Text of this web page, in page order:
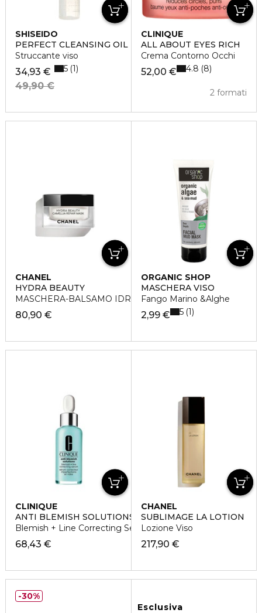
SHISEIDO
PERFECT CLEANSING OIL
Struccante viso
34,93 €
49,90 €
5 1
CLINIQUE
ALL ABOUT EYES RICH
Crema Contorno Occhi
52,00 €
2 formati
4.8 8
CHANEL
HYDRA BEAUTY
MASCHERA-BALSAMO IDRATANTE RIPARATRICE
80,90 €
ORGANIC SHOP
MASCHERA VISO
Fango Marino &Alghe
2,99 € 5 1
CLINIQUE
ANTI BLEMISH SOLUTIONS
Blemish + Line Correcting Serum Siero
68,43 €
CHANEL
SUBLIMAGE LA LOTION
Lozione Viso
217,90 €
30%
Esclusiva